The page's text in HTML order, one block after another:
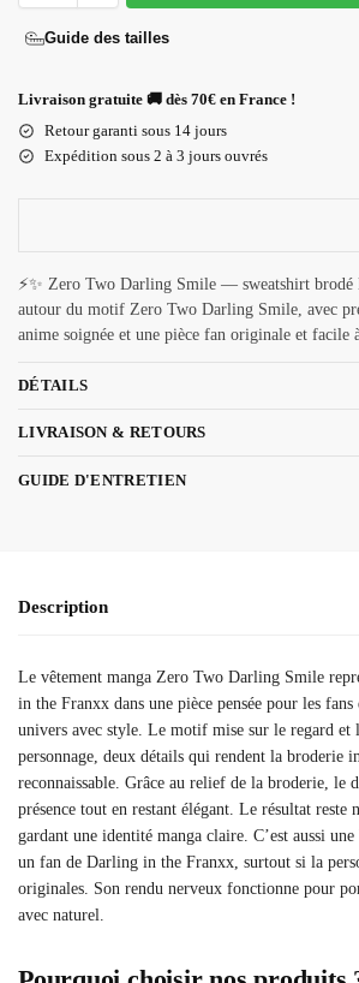
Guide des tailles
Livraison gratuite 🚚 dès 70€ en France !
Retour garanti sous 14 jours
Expédition sous 2 à 3 jours ouvrés
⚡✨ Zero Two Darling Smile — sweatshirt
autour du motif Zero Two Darling Smile, avec
anime soignée et une pièce fan originale et facile
DÉTAILS
LIVRAISON & RETOURS
GUIDE D'ENTRETIEN
Description
Le vêtement manga Zero Two Darling Smile
in the Franxx dans une pièce pensée pour les
univers avec style. Le motif mise sur le regard et
personnage, deux détails qui rendent la broderie
reconnaissable. Grâce au relief de la broderie, le
présence tout en restant élégant. Le résultat reste
gardant une identité manga claire. C’est aussi
un fan de Darling in the Franxx, surtout si la
originales. Son rendu nerveux fonctionne pour
avec naturel.